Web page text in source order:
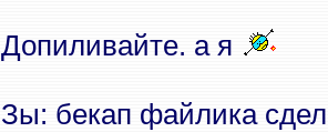
Допиливайте. а я
Зы: бекап файлика